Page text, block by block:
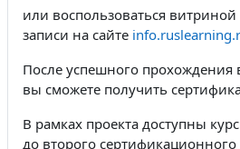
или воспользоваться
записи на сайте
После успешного прохождения
вы сможете получить
В рамках проекта доступны
до второго